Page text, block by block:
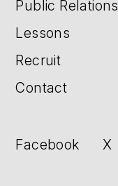
Public Relations
Lessons
Recruit
Contact
Facebook X